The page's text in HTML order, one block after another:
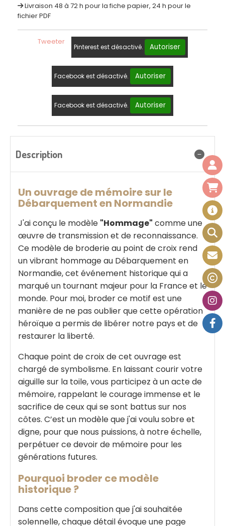
Livraison 48 à 72 h pour la fiche papier, 24 h pour le
fichier PDF
Tweeter
Pinterest est désactivé. Autoriser
Facebook est désactivé. Autoriser
Facebook est désactivé. Autoriser
Description
Un ouvrage de mémoire sur le
Débarquement en Normandie
J'ai conçu le modèle "Hommage" comme une
œuvre de transmission et de reconnaissance.
Ce modèle de broderie au point de croix rend
un vibrant hommage au Débarquement en
Normandie, cet événement historique qui a
marqué un tournant majeur pour la France et le
monde. Pour moi, broder ce motif est une
manière de ne pas oublier que cette opération
héroïque a permis de libérer notre pays et de
restaurer la liberté.
Chaque point de croix de cet ouvrage est
chargé de symbolisme. En laissant courir votre
aiguille sur la toile, vous participez à un acte de
mémoire, rappelant le courage immense et le
sacrifice de ceux qui se sont battus sur nos
côtes. C’est un modèle que j'ai voulu sobre et
digne, pour que nous puissions, à notre échelle,
perpétuer ce devoir de mémoire pour les
générations futures.
Pourquoi broder ce modèle
historique ?
Dans cette composition que j'ai souhaitée
solennelle, chaque détail évoque une page